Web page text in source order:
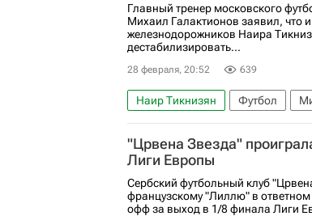
Црвена Звезда
РПЛ 2026-
Главный тренер московского
Михаил Галактионов заявил, что
железнодорожников Наира
дестабилизировать...
28 февраля, 20:52 639
Наир Тикнизян Футбол
РПЛ 2026-2027 (Чемпионат
"Црвена Звезда"
Лиги Европы
Сербский футбольный клуб
французскому "Лиллю" в
офф за выход в 1/8 финала Лиги